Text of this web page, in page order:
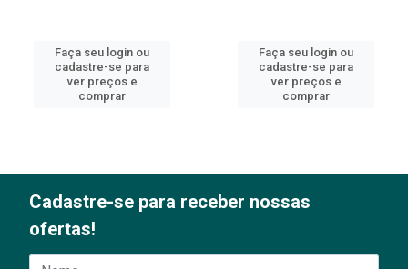
Faça seu login ou
cadastre-se para
ver preços e
comprar
Faça seu login ou
cadastre-se para
ver preços e
comprar
Cadastre-se para receber nossas
ofertas!